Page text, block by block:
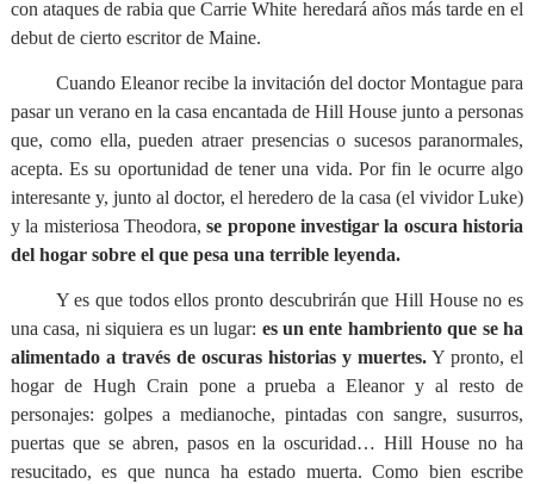
con ataques de rabia que Carrie White heredará años más tarde en el
debut de cierto escritor de Maine.
Cuando Eleanor recibe la invitación del doctor Montague para
pasar un verano en la casa encantada de Hill House junto a personas
que, como ella, pueden atraer presencias o sucesos paranormales,
acepta. Es su oportunidad de tener una vida. Por fin le ocurre algo
interesante y, junto al doctor, el heredero de la casa (el vividor Luke)
y la misteriosa Theodora,se propone investigar la oscura historia
del hogar sobre el que pesa una terrible leyenda.
Y es que todos ellos pronto descubrirán que Hill House no es
una casa, ni siquiera es un lugar: es un ente hambriento que se ha
alimentado a través de oscuras historias y muertes. Y pronto, el
hogar de Hugh Crain pone a prueba a Eleanor y al resto de
personajes: golpes a medianoche, pintadas con sangre, susurros,
puertas que se abren, pasos en la oscuridad… Hill House no ha
resucitado, es que nunca ha estado muerta. Como bien escribe